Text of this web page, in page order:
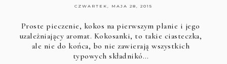
CZWARTEK, MAJA 28, 2015
Proste pieczenie, kokos na pierwszym planie i jego
uzależniający aromat. Kokosanki, to takie ciasteczka,
ale nie do końca, bo nie zawierają wszystkich
typowych składnikó…